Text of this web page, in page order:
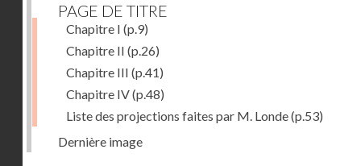
PAGE DE TITRE
Chapitre I (p.9)
Chapitre II (p.26)
Chapitre III (p.41)
Chapitre IV(p.48)
Liste des projections faites par M. Londe(p.53)
Dernière image